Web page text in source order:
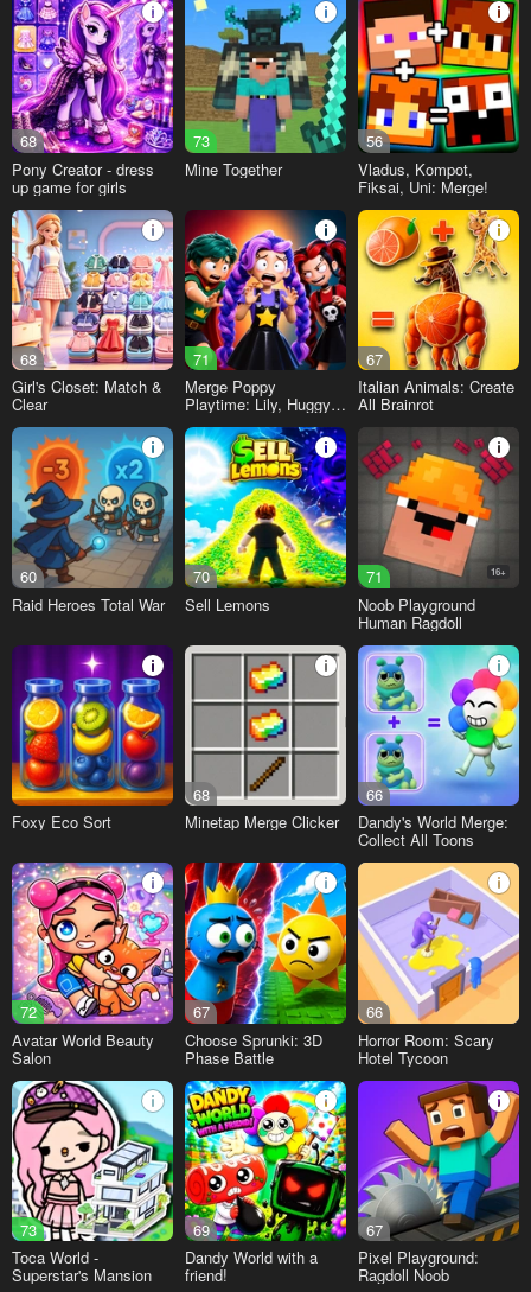
68
Pony Creator - dress
up game for girls
73
Mine Together
56
Vladus, Kompot,
Fiksai, Uni: Merge!
68
Girl's Closet: Match &
Clear
71
Merge Poppy
Playtime: Lily, Huggy,
Prototype
67
Italian Animals: Create
All Brainrot
60
Raid Heroes Total War
70
Sell Lemons
71 16+
Noob Playground
Human Ragdoll
Foxy Eco Sort
68
Minetap Merge Clicker
66
Dandy's World Merge:
Collect All Toons
72
Avatar World Beauty
Salon
67
Choose Sprunki: 3D
Phase Battle
66
Horror Room: Scary
Hotel Tycoon
73
Toca World -
Superstar's Mansion
69
Dandy World with a
friend!
67
Pixel Playground:
Ragdoll Noob